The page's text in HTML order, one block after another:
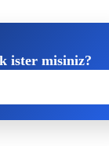
ister misiniz?